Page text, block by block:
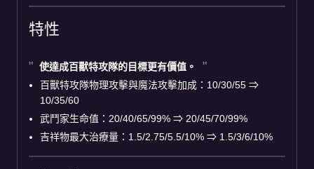
特性
使達成百獸特攻隊的目標更有價值。
百獸特攻隊物理攻擊與魔法攻擊加成：10/30/55 ⇒
10/35/60
武鬥家生命值：20/40/65/99% ⇒ 20/45/70/99%
吉祥物最大治療量：1.5/2.75/5.5/10% ⇒ 1.5/3/6/10%